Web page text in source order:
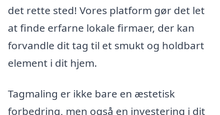
det rette sted! Vores platform gør det let
at finde erfarne lokale firmaer, der kan
forvandle dit tag til et smukt og holdbart
element i dit hjem.
Tagmaling er ikke bare en æstetisk
forbedring, men også en investering i dit